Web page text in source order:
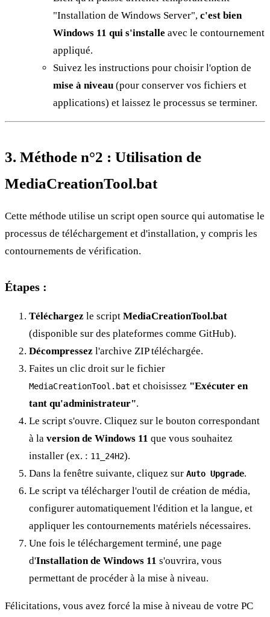
"Installation de Windows Server", c'est bien
Windows 11 qui s'installe avec le contournement
appliqué.
Suivez les instructions pour choisir l'option de
mise à niveau (pour conserver vos fichiers et
applications) et laissez le processus se terminer.
3. Méthode n°2 : Utilisation de
MediaCreationTool.bat
Cette méthode utilise un script open source qui automatise le
processus de téléchargement et d'installation, y compris les
contournements de vérification.
Étapes :
Téléchargez le script MediaCreationTool.bat
(disponible sur des plateformes comme GitHub).
Décompressez l'archive ZIP téléchargée.
Faites un clic droit sur le fichier
MediaCreationTool.bat et choisissez "Exécuter en
tant qu'administrateur".
Le script s'ouvre. Cliquez sur le bouton correspondant
à la version de Windows 11 que vous souhaitez
installer (ex. : 11_24H2).
Dans la fenêtre suivante, cliquez sur Auto Upgrade.
Le script va télécharger l'outil de création de média,
configurer automatiquement l'édition et la langue, et
appliquer les contournements matériels nécessaires.
Une fois le téléchargement terminé, une page
d'Installation de Windows 11 s'ouvrira, vous
permettant de procéder à la mise à niveau.
Félicitations, vous avez forcé la mise à niveau de votre PC